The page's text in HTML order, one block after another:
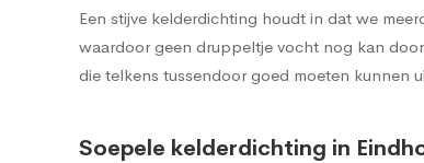
Een stijve kelderdichting houdt in dat we
waardoor geen druppeltje vocht nog kan
die telkens tussendoor goed moeten kunnen
Soepele kelderdichting in